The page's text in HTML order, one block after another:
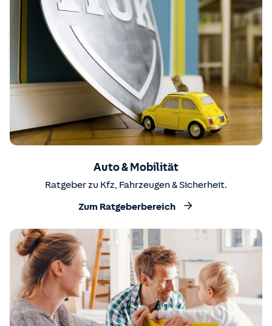
Auto & Mobilität
Ratgeber zu Kfz, Fahrzeugen & Sicherheit.
Zum Ratgeberbereich